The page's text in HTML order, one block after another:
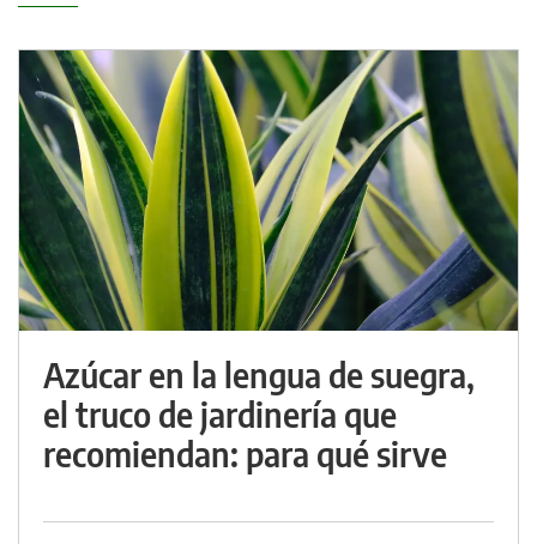
Azúcar en la lengua de suegra,
el truco de jardinería que
recomiendan: para qué sirve